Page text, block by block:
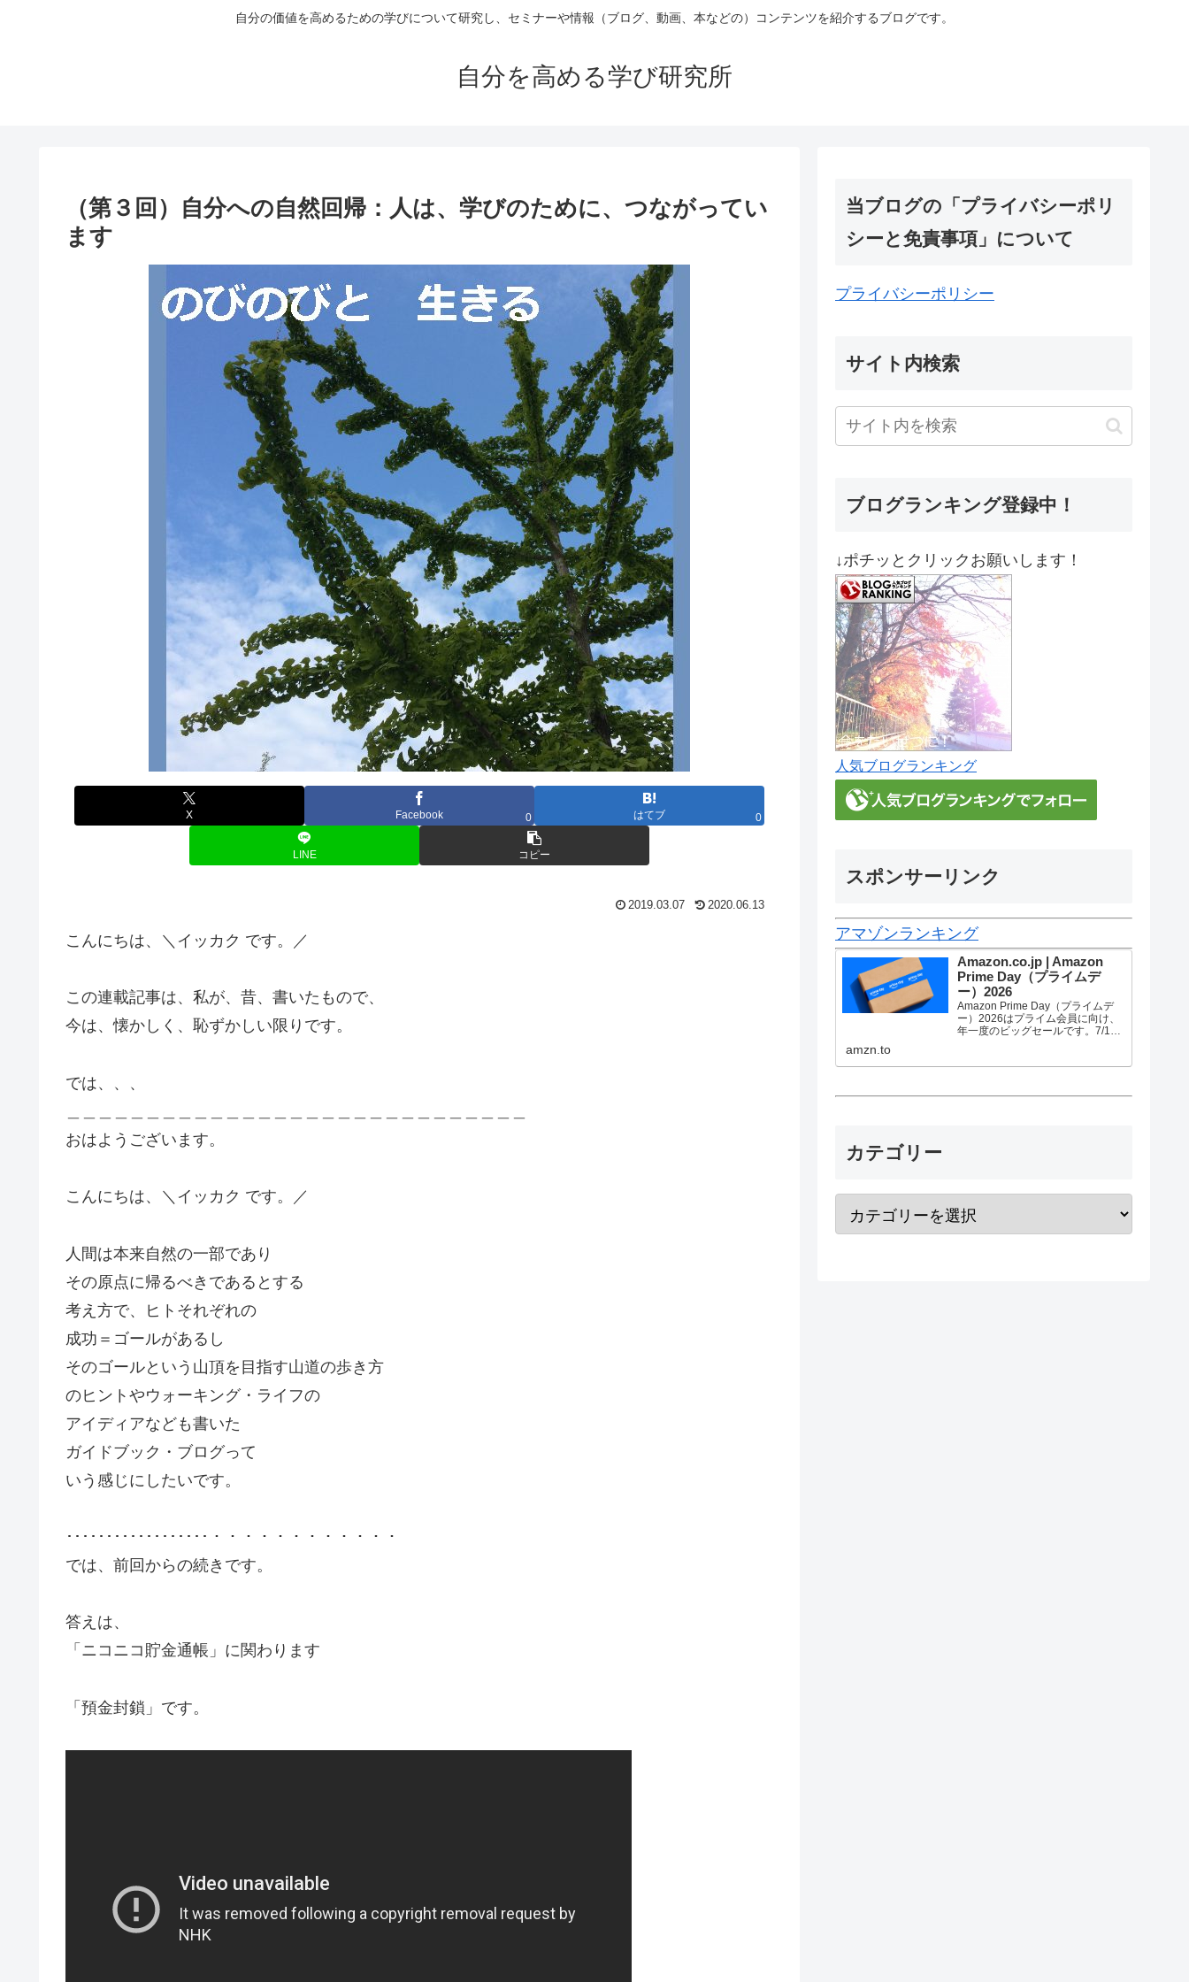
自分の価値を高めるための学びについて研究し、セミナーや情報（ブログ、動画、本などの）コンテンツを紹介するブログです。
自分を高める学び研究所
（第３回）自分への自然回帰：人は、学びのために、つながってい
ます
X Facebook 0 はてブ 0
LINE コピー
2019.03.07 2020.06.13
こんにちは、＼イッカク です。／
この連載記事は、私が、昔、書いたもので、
今は、懐かしく、恥ずかしい限りです。
では、、、
おはようございます。
こんにちは、＼イッカク です。／
人間は本来自然の一部であり
その原点に帰るべきであるとする
考え方で、ヒトそれぞれの
成功＝ゴールがあるし
そのゴールという山頂を目指す山道の歩き方
のヒントやウォーキング・ライフの
アイディアなども書いた
ガイドブック・ブログって
いう感じにしたいです。
･･････････････････・・・・・・・・・・・・
では、前回からの続きです。
答えは、
「ニコニコ貯金通帳」に関わります
「預金封鎖」です。
当ブログの「プライバシーポリ
シーと免責事項」について
プライバシーポリシー
サイト内検索
ブログランキング登録中！
↓ポチッとクリックお願いします！
人気ブログランキング
スポンサーリンク
アマゾンランキング
Amazon.co.jp | Amazon
Prime Day（プライムデ
ー）2026
Amazon Prime Day（プライムデ
ー）2026はプライム会員に向け、
年一度のビッグセールです。7/10
ら数多くのお買得商品が96時間に
amzn.to
カテゴリー